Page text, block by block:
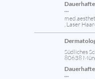
...
, Laser
Südliches
80638
...